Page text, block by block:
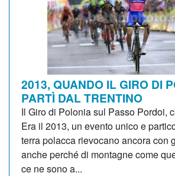
2013, QUANDO IL GIRO DI
PARTÌ DAL TRENTINO
Il Giro di Polonia sul Passo Pordoi,
Era il 2013, un evento unico e
terra polacca rievocano ancora con
anche perché di montagne come
ce ne sono a...